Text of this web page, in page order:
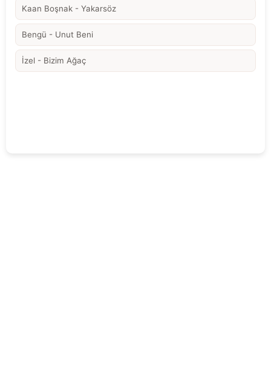
Kaan Boşnak - Yakarsöz
Bengü - Unut Beni
İzel - Bizim Ağaç